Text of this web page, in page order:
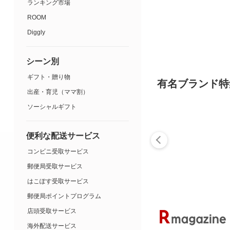
有名ブランド
ランキング市場
ROOM
Diggly
シーン別
ギフト・贈り物
出産・育児（ママ割）
ソーシャルギフト
便利な配送サービス
コンビニ受取サービス
郵便局受取サービス
はこぽす受取サービス
郵便局ポイントプログラム
店頭受取サービス
海外配送サービス